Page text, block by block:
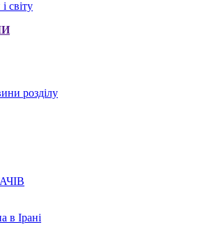
розділу
в Ірані